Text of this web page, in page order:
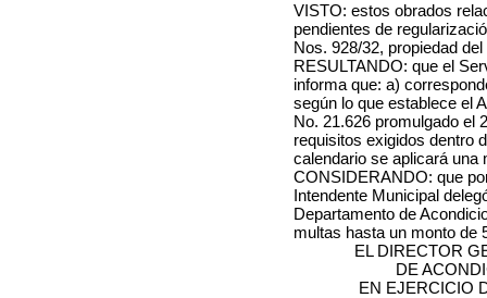
VISTO: estos obrados
pendientes de
Nos. 928/32, propiedad del
RESULTANDO: que el
informa que: a)
según lo que establece el
No. 21.626 promulgado el
requisitos exigidos dentro
calendario se aplicará una
CONSIDERANDO: que
Intendente Municipal
Departamento de
multas hasta un monto de
EL DIRECTOR
DE
EN EJERCICIO